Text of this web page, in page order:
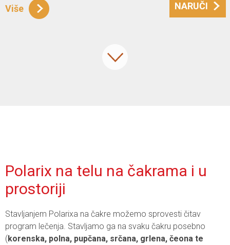
Više NARUČI
Polarix na telu na čakrama i u
prostoriji
Stavljanjem Polarixa na čakre možemo sprovesti čitav
program lečenja. Stavljamo ga na svaku čakru posebno
(korenska, polna, pupčana, srčana, grlena, čeona te